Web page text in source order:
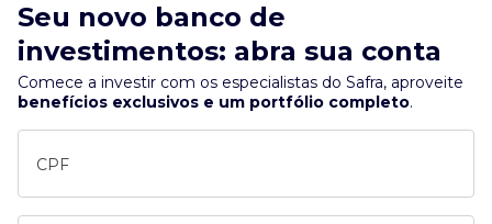
Seu novo banco de
investimentos: abra sua conta
Comece a investir com os especialistas do Safra, aproveite
benefícios exclusivos e um portfólio completo.
CPF